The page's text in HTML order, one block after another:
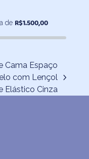
de R$1.500,00
Cama Espaço
com Lençol
Elástico Cinza